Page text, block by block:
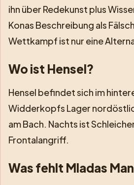
ihn über Redekunst plus
Konas Beschreibung als
Wettkampf ist nur eine
Wo ist Hensel?
Hensel befindet sich im
Widderkopfs Lager
am Bach. Nachts ist
Frontalangriff.
Was fehlt Mladas